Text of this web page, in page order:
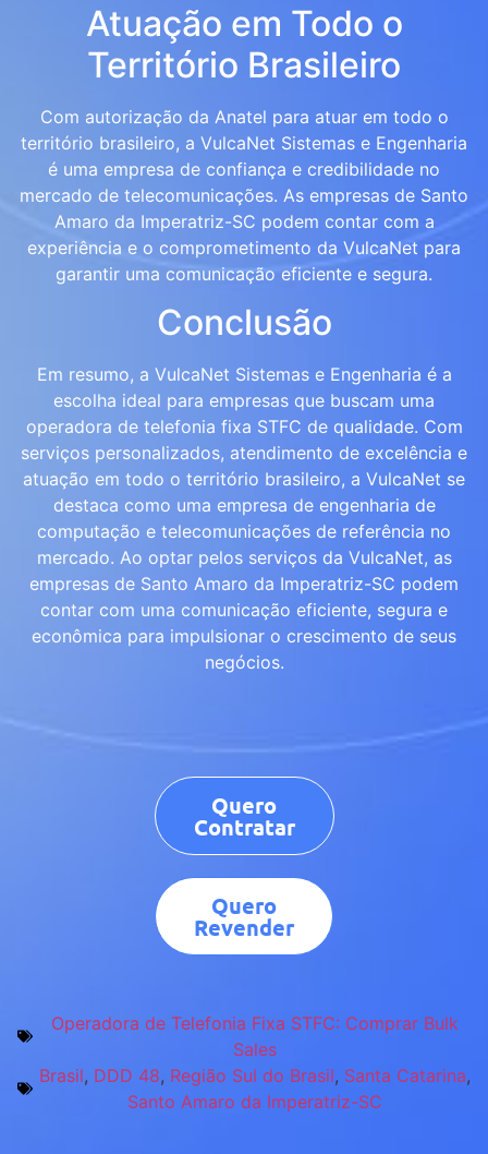
Atuação em Todo o
Território Brasileiro
Com autorização da Anatel para atuar em todo o
território brasileiro, a VulcaNet Sistemas e Engenharia
é uma empresa de confiança e credibilidade no
mercado de telecomunicações. As empresas de Santo
Amaro da Imperatriz-SC podem contar com a
experiência e o comprometimento da VulcaNet para
garantir uma comunicação eficiente e segura.
Conclusão
Em resumo, a VulcaNet Sistemas e Engenharia é a
escolha ideal para empresas que buscam uma
operadora de telefonia fixa STFC de qualidade. Com
serviços personalizados, atendimento de excelência e
atuação em todo o território brasileiro, a VulcaNet se
destaca como uma empresa de engenharia de
computação e telecomunicações de referência no
mercado. Ao optar pelos serviços da VulcaNet, as
empresas de Santo Amaro da Imperatriz-SC podem
contar com uma comunicação eficiente, segura e
econômica para impulsionar o crescimento de seus
negócios.
Quero
Contratar
Quero
Revender
Operadora de Telefonia Fixa STFC: Comprar Bulk
Sales
Brasil, DDD 48, Região Sul do Brasil, Santa Catarina,
Santo Amaro da Imperatriz-SC